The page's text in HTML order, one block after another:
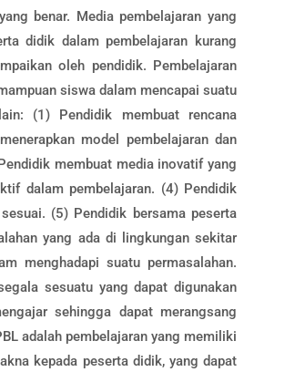
benar. Media pembelajaran yang
didik dalam pembelajaran kurang
oleh pendidik. Pembelajaran
siswa dalam mencapai suatu
(1) Pendidik membuat rencana
model pembelajaran dan
membuat media inovatif yang
dalam pembelajaran. (4) Pendidik
(5) Pendidik bersama peserta
yang ada di lingkungan sekitar
menghadapi suatu permasalahan.
sesuatu yang dapat digunakan
sehingga dapat merangsang
adalah pembelajaran yang memiliki
kepada peserta didik, yang dapat